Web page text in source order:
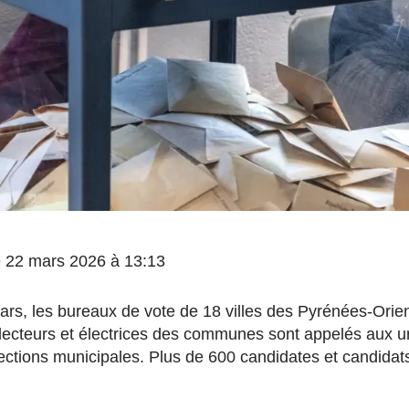
mars 2026 à 13:13
les bureaux de vote de 18 villes des Pyrénées-
et électrices des communes sont appelés aux
municipales. Plus de 600 candidates et